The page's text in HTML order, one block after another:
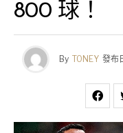
800 球！
By TONEY 發布